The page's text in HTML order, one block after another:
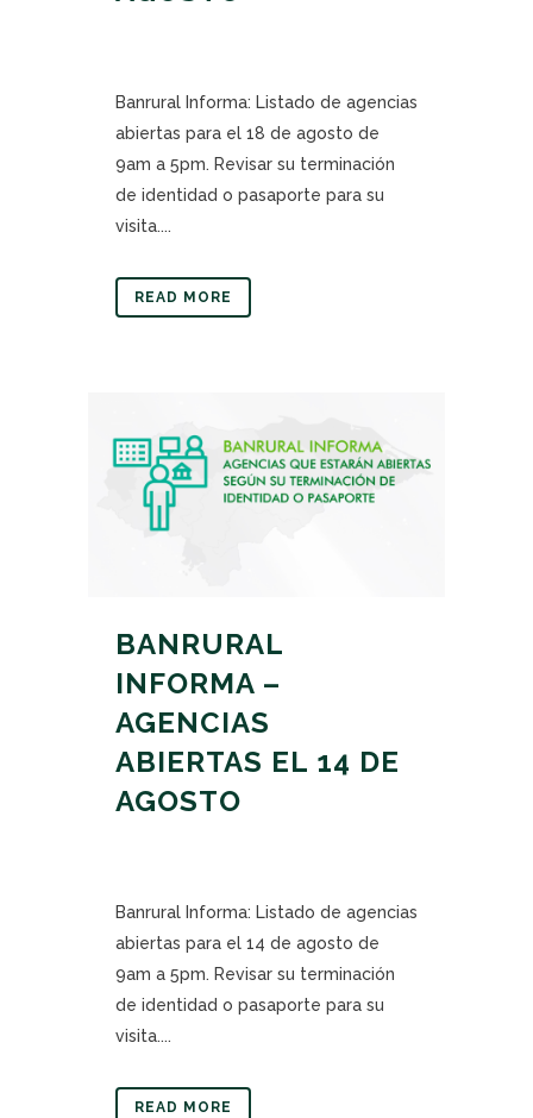
Banrural Informa: Listado de agencias
abiertas para el 18 de agosto de
9am a 5pm. Revisar su terminación
de identidad o pasaporte para su
visita....
READ MORE
BANRURAL
INFORMA –
AGENCIAS
ABIERTAS EL 14 DE
AGOSTO
Banrural Informa: Listado de agencias
abiertas para el 14 de agosto de
9am a 5pm. Revisar su terminación
de identidad o pasaporte para su
visita....
READ MORE